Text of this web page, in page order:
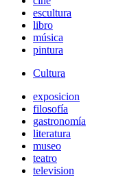
escultura
libro
música
pintura
Cultura
exposicion
filosofía
gastronomía
literatura
museo
teatro
television